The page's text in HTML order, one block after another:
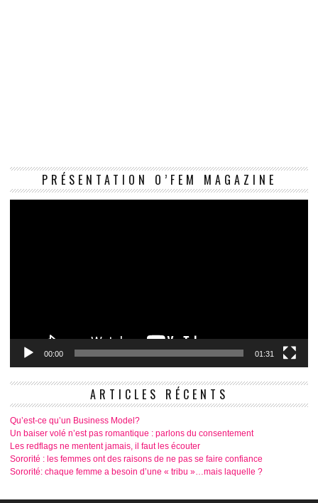
PRÉSENTATION O’FEM MAGAZINE
00:00 01:31
ARTICLES RÉCENTS
Qu’est-ce qu’un Business Model?
Un baiser volé n’est pas romantique : parlons du consentement
Les redflags ne mentent jamais, il faut les écouter
Sororité : les femmes ont des raisons de ne pas se faire confiance
Sororité: chaque femme a besoin d’une « tribu »…mais laquelle ?